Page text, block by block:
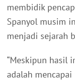
membidik
Spanyol musim
menjadi sejarah
“Meskipun hasil
adalah